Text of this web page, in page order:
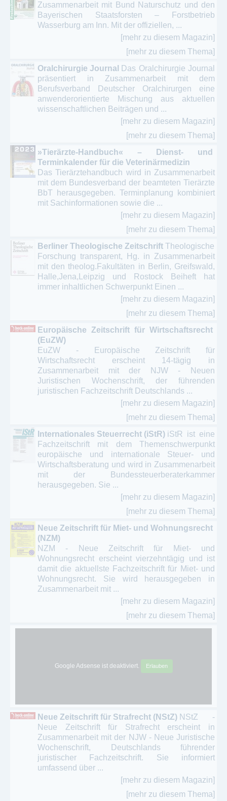
Zusammenarbeit mit Bund Naturschutz und den
Bayerischen Staatsforsten – Forstbetrieb
Wasserburg am Inn. Mit der offiziellen, ...
[mehr zu diesem Magazin]
[mehr zu diesem Thema]
Oralchirurgie Journal
Das Oralchirurgie Journal
präsentiert in Zusammenarbeit mit dem
Berufsverband Deutscher Oralchirurgen eine
anwenderorientierte Mischung aus aktuellen
wissenschaftlichen Beiträgen und ...
[mehr zu diesem Magazin]
[mehr zu diesem Thema]
»Tierärzte-Handbuch« – Dienst- und
Terminkalender für die Veterinärmedizin
Das Tierärztehandbuch wird in Zusammenarbeit
mit dem Bundesverband der beamteten Tierärzte
BbT herausgegeben. Terminplanung kombiniert
mit Sachinformationen sowie die ...
[mehr zu diesem Magazin]
[mehr zu diesem Thema]
Berliner Theologische Zeitschrift Theologische
Forschung transparent, Hg. in Zusammenarbeit
mit den theolog.Fakultäten in Berlin, Greifswald,
Halle,Jena,Leipzig und Rostock Beiheft hat
immer inhaltlichen Schwerpunkt Einen ...
[mehr zu diesem Magazin]
[mehr zu diesem Thema]
Europäische Zeitschrift für Wirtschaftsrecht
(EuZW)
EuZW - Europäische Zeitschrift für
Wirtschaftsrecht erscheint 14-tägig in
Zusammenarbeit mit der NJW - Neuen
Juristischen Wochenschrift, der führenden
juristischen Fachzeitschrift Deutschlands ...
[mehr zu diesem Magazin]
[mehr zu diesem Thema]
Internationales Steuerrecht (iStR) iStR ist eine
Fachzeitschrift mit dem Themenschwerpunkt
europäische und internationale Steuer- und
Wirtschaftsberatung und wird in Zusammenarbeit
mit der Bundessteuerberaterkammer
herausgegeben. Sie ...
[mehr zu diesem Magazin]
[mehr zu diesem Thema]
Neue Zeitschrift für Miet- und Wohnungsrecht
(NZM)
NZM - Neue Zeitschrift für Miet- und
Wohnungsrecht erscheint vierzehntägig und ist
damit die aktuellste Fachzeitschrift für Miet- und
Wohnungsrecht. Sie wird herausgegeben in
Zusammenarbeit mit ...
[mehr zu diesem Magazin]
[mehr zu diesem Thema]
Google Adsense ist deaktiviert. Erlauben
Neue Zeitschrift für Strafrecht (NStZ) NStZ -
Neue Zeitschrift für Strafrecht erscheint in
Zusammenarbeit mit der NJW - Neue Juristische
Wochenschrift, Deutschlands führender
juristischer Fachzeitschrift. Sie informiert
umfassend über ...
[mehr zu diesem Magazin]
[mehr zu diesem Thema]